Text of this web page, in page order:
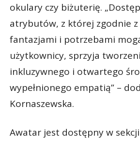
okulary czy biżuterię.
atrybutów, z której zgodnie z
fantazjami i potrzebami
użytkownicy, sprzyja
inkluzywnego i otwartego
wypełnionego empatią” –
Kornaszewska.
Awatar jest dostępny w